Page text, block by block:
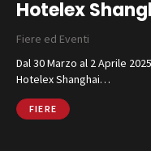
Hotelex
Fiere ed Eventi
Dal 30 Marzo al 2 Aprile
Hotelex Shanghai…
FIERE